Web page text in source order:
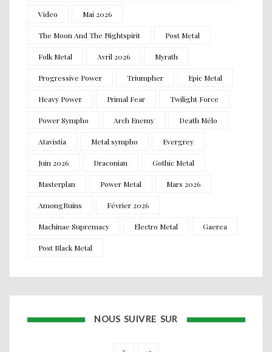
Video Mai 2026
The Moon And The Nightspirit Post Metal
Folk Metal Avril 2026 Myrath
Progressive Power Triumpher Epic Metal
Heavy Power Primal Fear Twilight Force
Power Sympho Arch Enemy Death Mélo
Atavistia Metal sympho Evergrey
Juin 2026 Draconian Gothic Metal
Masterplan Power Metal Mars 2026
AmongRuins Février 2026
Machinae Supremacy Electro Metal Gaerea
Post Black Metal
NOUS SUIVRE SUR